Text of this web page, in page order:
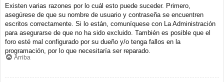
Existen varias razones por lo cuál esto puede suceder. Primero,
asegúrese de que su nombre de usuario y contraseña se encuentren
escritos correctamente. Si lo están, comuníquese con La Administración
para asegurarse de que no ha sido excluido. También es posible que el
foro esté mal configurado por su dueño y/o tenga fallos en la
programación, por lo que necesitaría ser reparado.
Arriba